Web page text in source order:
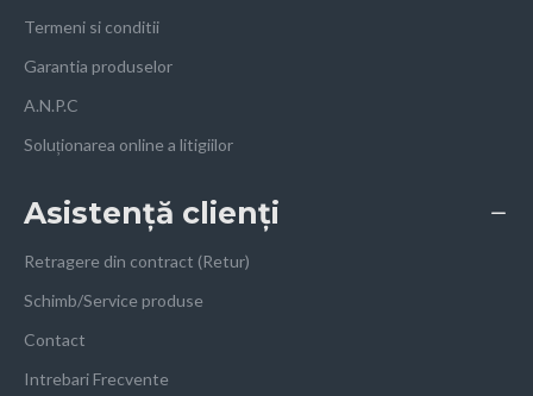
Termeni si conditii
Garantia produselor
A.N.P.C
Soluționarea online a litigiilor
Asistență clienți
Retragere din contract (Retur)
Schimb/Service produse
Contact
Intrebari Frecvente